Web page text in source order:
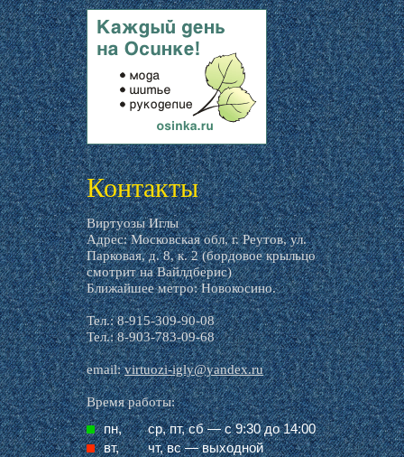
livemaster.ru
Контакты
Виртуозы Иглы
Адрес: Московская обл, г. Реутов, ул.
Парковая, д. 8, к. 2 (бордовое крыльцо
смотрит на Вайлдберис)
Ближайшее метро: Новокосино.
Тел.: 8-915-309-90-08
Тел.: 8-903-783-09-68
email:virtuozi-igly@yandex.ru
Время работы:
пн,
ср, пт, cб — с 9:30 до 14:00
вт,
чт, вс — выходной